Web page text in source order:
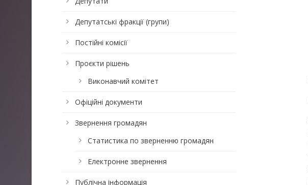
Депутатські фракції (групи)
Постійні комісії
Проєкти рішень
Виконавчий комітет
Офіційні документи
Звернення громадян
Статистика по зверненню громадян
Електронне звернення
Публічна інформація